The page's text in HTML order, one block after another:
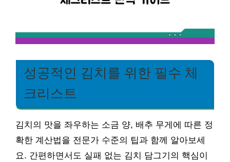
성공적인 김치를 위한 필수 체
크리스트
김치의 맛을 좌우하는 소금 양, 배추 무게에 따른 정
확한 계산법을 전문가 수준의 팁과 함께 알아보세
요. 간편하면서도 실패 없는 김치 담그기의 핵심이